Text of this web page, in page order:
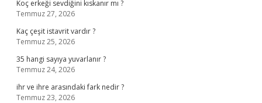
Koç erkeği sevdiğini kıskanır mı ?
Temmuz 27, 2026
Kaç çeşit istavrit vardır ?
Temmuz 25, 2026
35 hangi sayıya yuvarlanır ?
Temmuz 24, 2026
ihr ve ihre arasındaki fark nedir ?
Temmuz 23, 2026